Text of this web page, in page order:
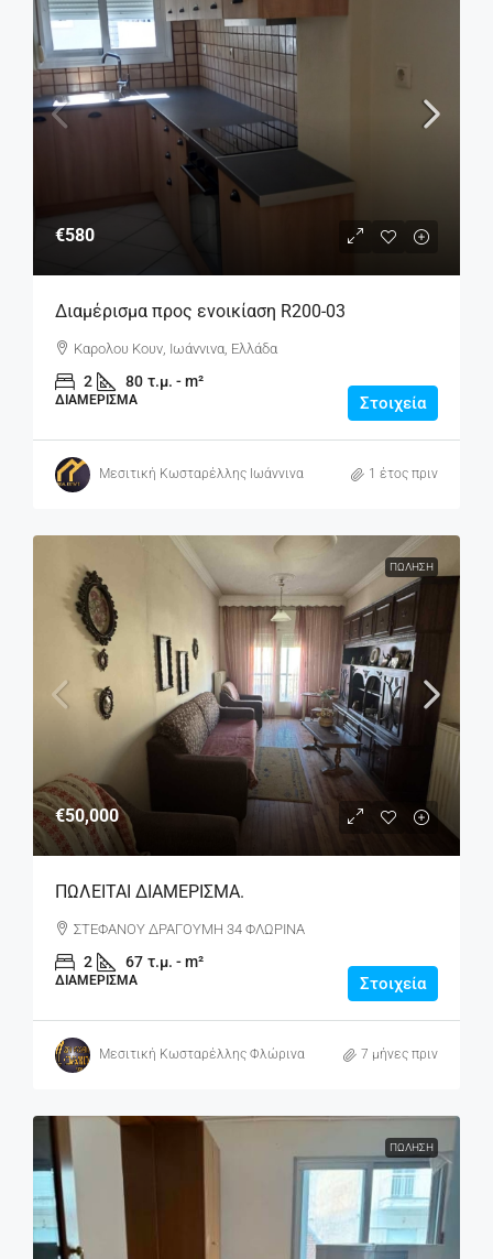
€580
Διαμέρισμα προς ενοικίαση R200-03
Καρολου Κουν, Ιωάννινα, Ελλάδα
2 80 τ.μ. - m²
ΔΙΑΜΈΡΙΣΜΑ Στοιχεία
Μεσιτική Κωσταρέλλης Ιωάννινα 1 έτος πριν
ΠΏΛΗΣΗ
€50,000
ΠΩΛΕΙΤΑΙ ΔΙΑΜΕΡΙΣΜΑ.
ΣΤΕΦΑΝΟΥ ΔΡΑΓΟΥΜΗ 34 ΦΛΩΡΙΝΑ
2 67 τ.μ. - m²
ΔΙΑΜΈΡΙΣΜΑ Στοιχεία
Μεσιτική Κωσταρέλλης Φλώρινα 7 μήνες πριν
ΠΏΛΗΣΗ